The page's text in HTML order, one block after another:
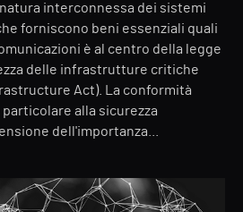
interconnessa dei sistemi
forniscono beni essenziali quali
è al centro della legge
delle infrastrutture critiche
Act). La conformità
alla sicurezza
dell'importanza...